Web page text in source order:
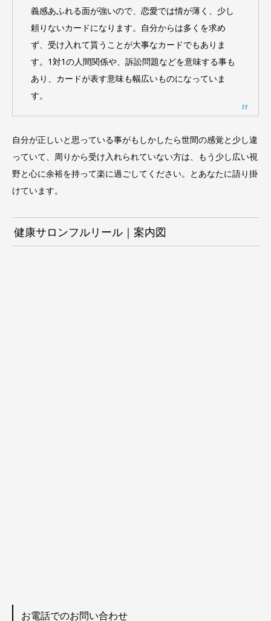
義感あふれる面が強いので、恋愛では情が薄く、少し
頼りないカードになります。自分からは多くを求め
ず、受け入れて貰うことが大事なカードでもありま
す。1対1の人間関係や、訴訟問題などを意味する事も
あり、カードが表す意味も幅広いものになっていま
す。
自分が正しいと思っている事がもしかしたら世間の感覚と少し違
っていて、周りから受け入れられていない方は、もう少し広い視
野と心に余裕を持って楽に過ごしてください。とあなたに語り掛
けています。
健康サロンフルリール｜案内図
お電話でのお問い合わせ